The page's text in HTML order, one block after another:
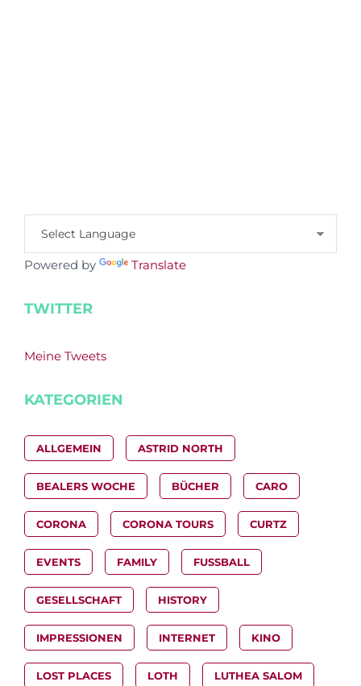
Powered by Translate
TWITTER
Meine Tweets
KATEGORIEN
ALLGEMEIN ASTRID NORTH
BEALERS WOCHE BÜCHER CARO
CORONA CORONA TOURS CURTZ
EVENTS FAMILY FUSSBALL
GESELLSCHAFT HISTORY
IMPRESSIONEN INTERNET KINO
LOST PLACES LOTH LUTHEA SALOM